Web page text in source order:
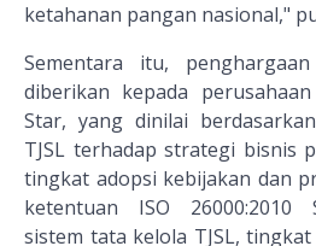
ketahanan pangan nasional,"
Sementara itu, penghargaan
diberikan kepada
Star, yang dinilai
TJSL terhadap strategi bisnis
tingkat adopsi kebijakan dan
ketentuan ISO 26000:2010
sistem tata kelola TJSL,